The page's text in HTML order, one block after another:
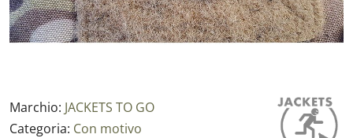
Marchio: JACKETS TO GO
Categoria: Con motivo